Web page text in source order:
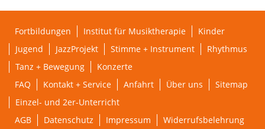
Fortbildungen Institut für Musiktherapie
Kinder
Jugend
JazzProjekt Stimme + Instrument
Rhythmus
Tanz + Bewegung
Konzerte
FAQ
Kontakt + Service Anfahrt Über uns
Sitemap
Einzel- und 2er-Unterricht
AGB
Datenschutz Impressum
Widerrufsbelehrung